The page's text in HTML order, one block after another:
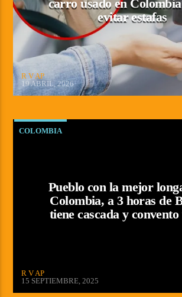
carro usado en
evitar estafas
R V AP
19 ABRIL, 2026
COLOMBIA
Pueblo con la mejor
Colombia, a 3 horas de
tiene cascada y
R V AP
15 SEPTIEMBRE, 2025